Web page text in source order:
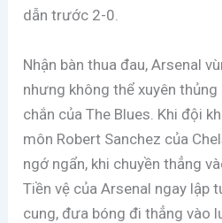
dẫn trước 2-0.
Nhận bàn thua đau, Arsenal
nhưng không thể xuyên
chắn của The Blues. Khi đội
môn Robert Sanchez của
ngớ ngẩn, khi chuyền thẳng
Tiền vệ của Arsenal ngay lập
cung, đưa bóng đi thẳng vào